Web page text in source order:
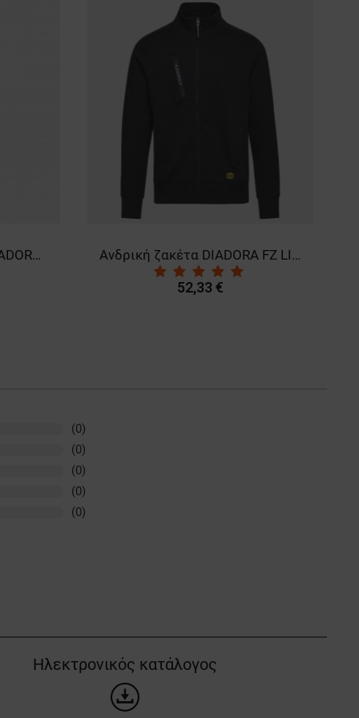
Αδιάβροχο παντελόνι DIADORA PANT PERFORMANCE DUCATI Ανδρική ζακέτα DIADORA FZ LITEWORK BLACK
52,33 €
(0)
(0)
(0)
(0)
(0)
Ηλεκτρονικός κατάλογος